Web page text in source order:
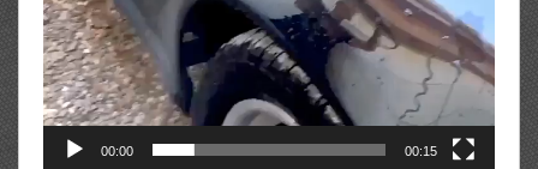
00:00 00:15